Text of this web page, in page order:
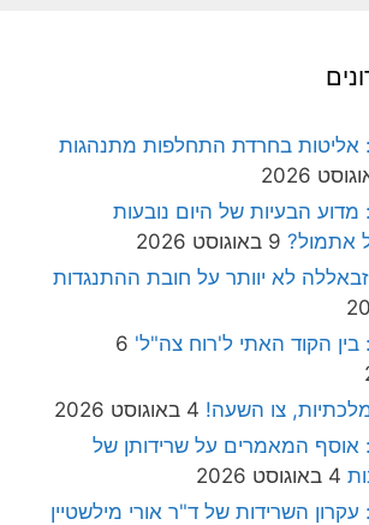
אליטות בחרדת התחלפות מתנהגות
מדוע הבעיות של היום נובעות
אתמול? 9 באוגוסט 2026
לא יוותר על חובת ההתנגדות
בין הקוד האתי ל'רוח צה"ל' 6
צו השעה! 4 באוגוסט 2026
אוסף המאמרים על שרידותן של
4 באוגוסט 2026
השרידות של ד"ר אורי מילשטיין